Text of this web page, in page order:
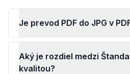
Je prevod PDF do JPG v
Aký je rozdiel medzi
kvalitou?